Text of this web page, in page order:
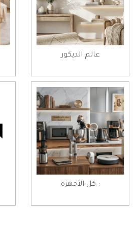
عالم الديكور
: كل الأجهزة